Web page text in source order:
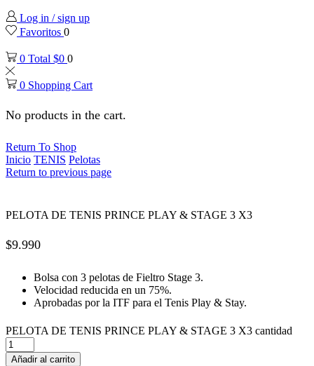
Log in / sign up
Favoritos 0
0 Total $0 0
0 Shopping Cart
No products in the cart.
Return To Shop
Inicio TENIS Pelotas
Return to previous page
PELOTA DE TENIS PRINCE PLAY & STAGE 3 X3
$9.990
Bolsa con 3 pelotas de Fieltro Stage 3.
Velocidad reducida en un 75%.
Aprobadas por la ITF para el Tenis Play & Stay.
PELOTA DE TENIS PRINCE PLAY & STAGE 3 X3 cantidad
Añadir al carrito